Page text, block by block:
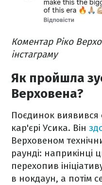
Коментар Ріко
інстаграму
Як пройшла
Верховена?
Поєдинок
кар'єрі Усика. Він
Верховеном
раунді: наприкінці
перехопив
в нокдаун, а потім